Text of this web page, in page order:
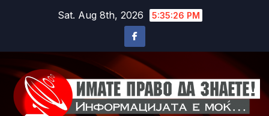
Sat. Aug 8th, 2026 5:35:28 PM